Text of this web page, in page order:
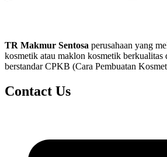
TR Makmur Sentosa perusahaan yang
kosmetik atau maklon kosmetik
berstandar CPKB (Cara Pembuatan
Contact Us